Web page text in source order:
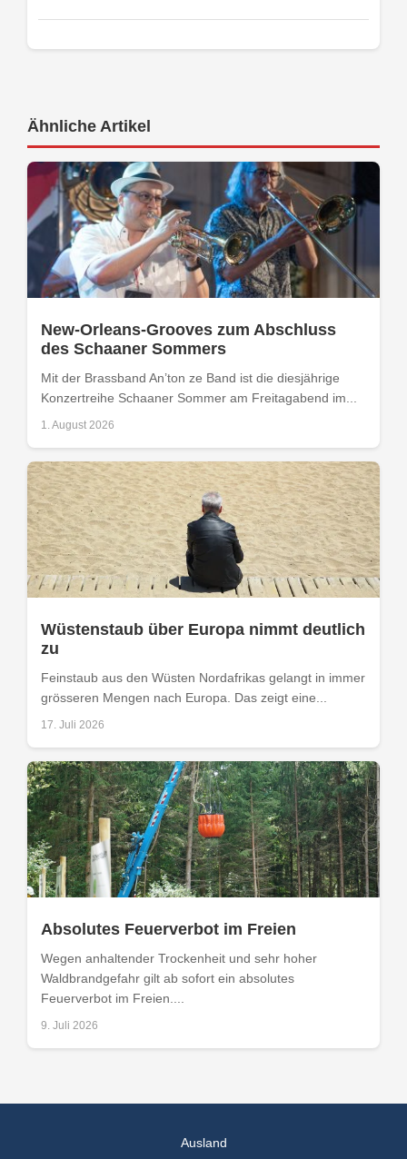
Ähnliche Artikel
New-Orleans-Grooves zum Abschluss
des Schaaner Sommers
Mit der Brassband An’ton ze Band ist die diesjährige
Konzertreihe Schaaner Sommer am Freitagabend im...
1. August 2026
Wüstenstaub über Europa nimmt deutlich
zu
Feinstaub aus den Wüsten Nordafrikas gelangt in immer
grösseren Mengen nach Europa. Das zeigt eine...
17. Juli 2026
Absolutes Feuerverbot im Freien
Wegen anhaltender Trockenheit und sehr hoher
Waldbrandgefahr gilt ab sofort ein absolutes
Feuerverbot im Freien....
9. Juli 2026
Ausland